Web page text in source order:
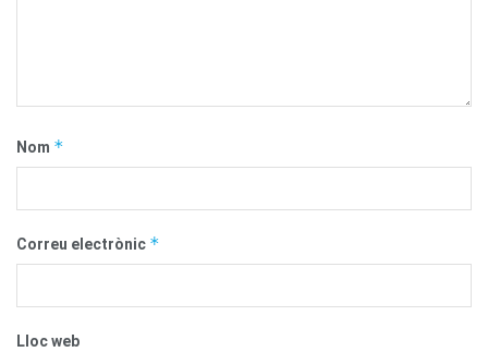
Nom *
Correu electrònic *
Lloc web